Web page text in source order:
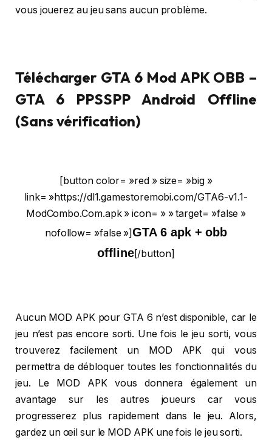
vous jouerez au jeu sans aucun problème.
Télécharger GTA 6 Mod APK OBB –
GTA 6 PPSSPP Android Offline
(Sans vérification)
[button color= »red » size= »big »
link= »https://dl1.gamestoremobi.com/GTA6-v1.1-
ModCombo.Com.apk » icon= » » target= »false »
nofollow= »false »]GTA 6 apk + obb
offline[/button]
Aucun MOD APK pour GTA 6 n’est disponible, car le
jeu n’est pas encore sorti. Une fois le jeu sorti, vous
trouverez facilement un MOD APK qui vous
permettra de débloquer toutes les fonctionnalités du
jeu. Le MOD APK vous donnera également un
avantage sur les autres joueurs car vous
progresserez plus rapidement dans le jeu. Alors,
gardez un œil sur le MOD APK une fois le jeu sorti.